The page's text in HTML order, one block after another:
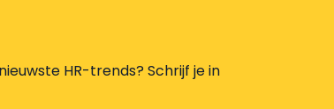
HR-trends? Schrijf je in